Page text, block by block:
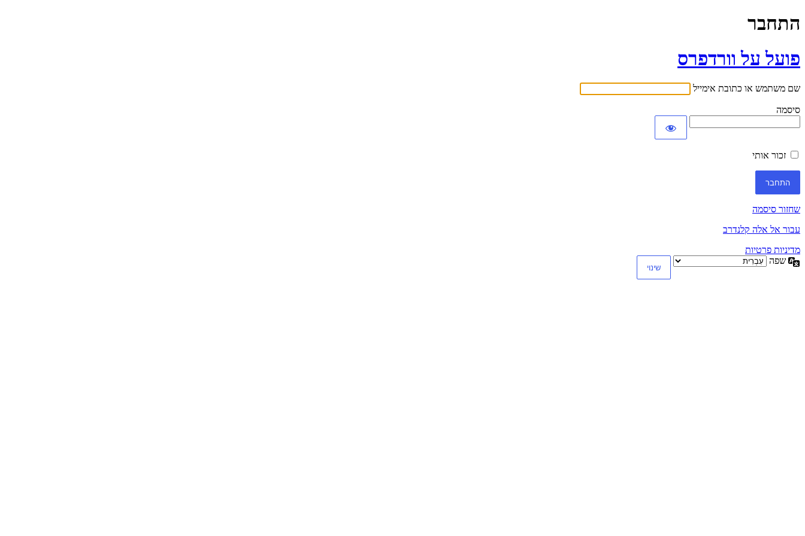
התחבר
פועל על וורדפרס
שם משתמש או כתובת אימייל
סיסמה
זכור אותי
שחזור סיסמה
עבור אל אלה קלנדרב
מדיניות פרטיות
שפה